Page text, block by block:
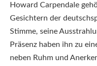
Howard Carpendale
Gesichtern der
Stimme, seine
Präsenz haben ihn zu
neben Ruhm und